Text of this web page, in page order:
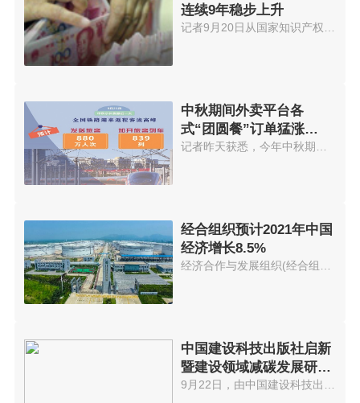
连续9年稳步上升
中秋期间外卖平台各
式“团圆餐”订单猛涨
574.56%
经合组织预计2021年中国
经济增长8.5%
中国建设科技出版社启新
暨建设领域减碳发展研讨
会在京举办